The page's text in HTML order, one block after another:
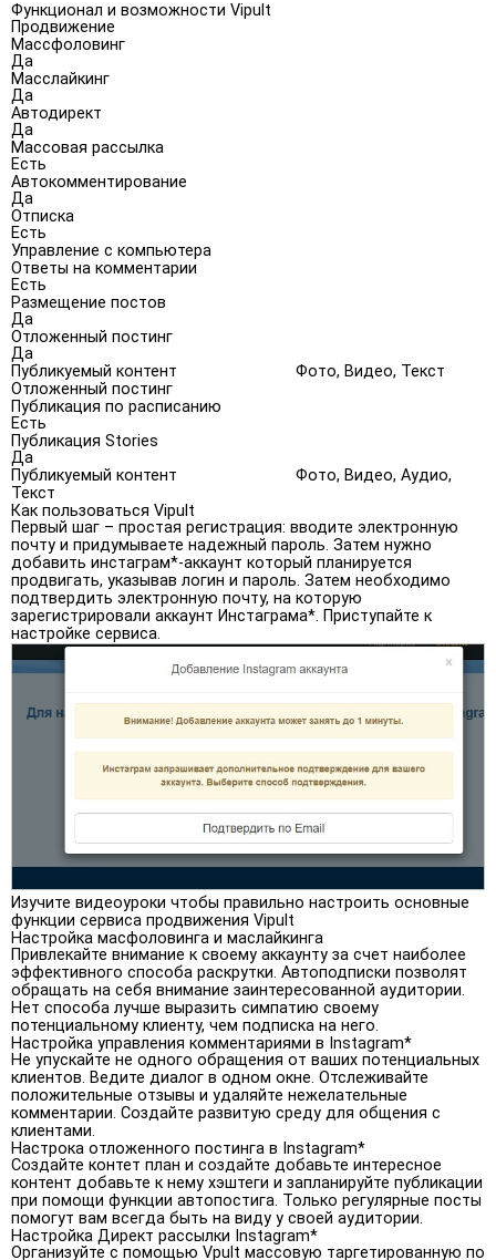
Функционал и возможности Vipult
Продвижение
Массфоловинг
Да
Масслайкинг
Да
Автодирект
Да
Массовая рассылка
Есть
Автокомментирование
Да
Отписка
Есть
Управление с компьютера
Ответы на комментарии
Есть
Размещение постов
Да
Отложенный постинг
Да
Публикуемый контент
Фото, Видео, Текст
Отложенный постинг
Публикация по расписанию
Есть
Публикация Stories
Да
Публикуемый контент
Фото, Видео, Аудио,
Текст
Как пользоваться Vipult
Первый шаг – простая регистрация: вводите электронную
почту и придумываете надежный пароль. Затем нужно
добавить инстаграм*-аккаунт который планируется
продвигать, указывав логин и пароль. Затем необходимо
подтвердить электронную почту, на которую
зарегистрировали аккаунт Инстаграма*. Приступайте к
настройке сервиса.
Изучите видеоуроки чтобы правильно настроить основные
функции сервиса продвижения Vipult
Настройка масфоловинга и маслайкинга
Привлекайте внимание к своему аккаунту за счет наиболее
эффективного способа раскрутки. Автоподписки позволят
обращать на себя внимание заинтересованной аудитории.
Нет способа лучше выразить симпатию своему
потенциальному клиенту, чем подписка на него.
Настройка управления комментариями в Instagram*
Не упускайте не одного обращения от ваших потенциальных
клиентов. Ведите диалог в одном окне. Отслеживайте
положительные отзывы и удаляйте нежелательные
комментарии. Создайте развитую среду для общения с
клиентами.
Настрока отложенного постинга в Instagram*
Создайте контет план и создайте добавьте интересное
контент добавьте к нему хэштеги и запланируйте публикации
при помощи функции автопостига. Только регулярные посты
помогут вам всегда быть на виду у своей аудитории.
Настройка Директ рассылки Instagram*
Организуйте с помощью Vpult массовую таргетированную по